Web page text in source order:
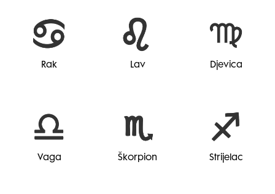
Rak Lav Djevica
Vaga Škorpion Strijelac